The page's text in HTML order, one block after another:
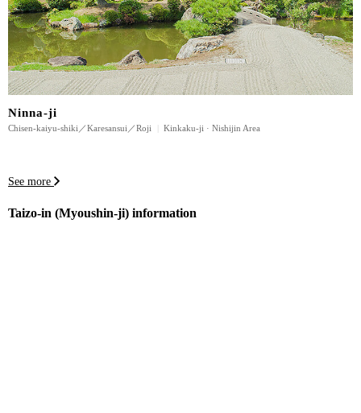
Ninna-ji
Chisen-kaiyu-shiki／Karesansui／Roji Kinkaku-ji · Nishijin Area
See more
Taizo-in (Myoushin-ji) information